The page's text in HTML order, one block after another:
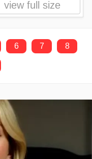
view full size
6 7 8